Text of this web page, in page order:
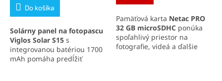
Do košíka
Solárny panel na fotopascu
Viglos Solar S15 s
integrovanou batériou 1700
mAh pomáha predĺžiť
Pamäťová karta Netac PRO
32 GB microSDHC ponúka
spoľahlivý priestor na
fotografie, videá a ďalšie